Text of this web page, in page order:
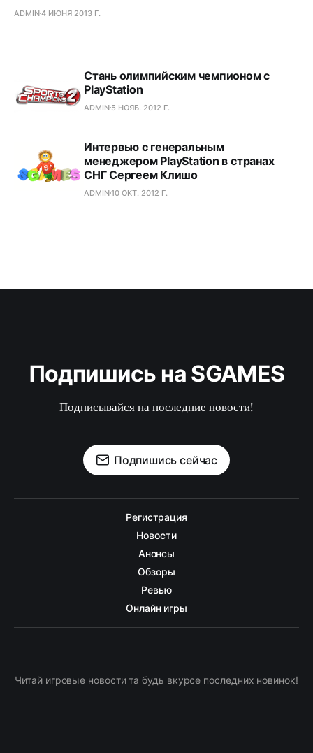
ADMIN4 ИЮНЯ 2013 Г.
Стань олимпийским чемпионом с
PlayStation
ADMIN 5 НОЯБ. 2012 Г.
Интервью с генеральным
менеджером PlayStation в странах
СНГ Сергеем Клишо
ADMIN10 ОКТ. 2012 Г.
Подпишись на SGAMES
Подписывайся на последние новости!
Подпишись сейчас
Регистрация
Новости
Анонсы
Обзоры
Ревью
Онлайн игры
Читай игровые новости та будь вкурсе последних новинок!